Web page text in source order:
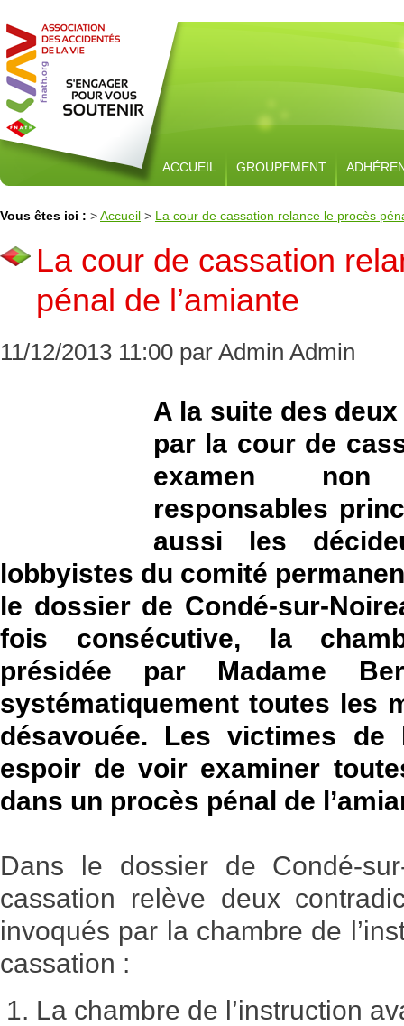
ACCUEIL GROUPEMENT
Vous êtes ici : >Accueil > La cour de cassation relance le procès
La cour de cassation
pénal de l’amiante
11/12/2013 11:00 par Admin Admin
A la suite des
par la cour de
examen
responsables
aussi les
lobbyistes du comité
le dossier de Condé-sur-
fois consécutive, la
présidée par Madame
systématiquement toutes les
désavouée. Les victimes de
espoir de voir examiner
dans un procès pénal de
Dans le dossier de Condé-
cassation relève deux
invoqués par la chambre de
cassation :
La chambre de l’instruction